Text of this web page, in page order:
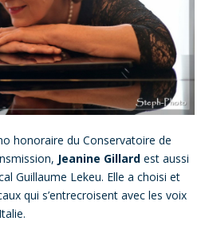
honoraire du Conservatoire de
Jeanine Gillard est aussi
Guillaume Lekeu. Elle a choisi et
qui s’entrecroisent avec les voix